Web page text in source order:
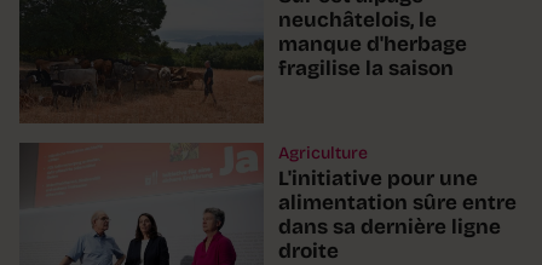
neuchâtelois, le
manque d'herbage
fragilise la saison
Agriculture
L'initiative pour une
alimentation sûre entre
dans sa dernière ligne
droite